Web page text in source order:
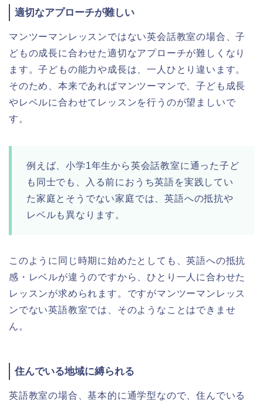
適切なアプローチが難しい
マンツーマンレッスンではない英会話教室の場合、子
どもの成長に合わせた適切なアプローチが難しくなり
ます。子どもの能力や成長は、一人ひとり違います。
そのため、本来であればマンツーマンで、子ども成長
やレベルに合わせてレッスンを行うのが望ましいで
す。
例えば、小学1年生から英会話教室に通った子ど
も同士でも、入る前におうち英語を実践してい
た家庭とそうでない家庭では、英語への抵抗や
レベルも異なります。
このように同じ時期に始めたとしても、英語への抵抗
感・レベルが違うのですから、ひとり一人に合わせた
レッスンが求められます。ですがマンツーマンレッス
ンでない英語教室では、そのようなことはできませ
ん。
住んでいる地域に縛られる
英語教室の場合、基本的に通学型なので、住んでいる